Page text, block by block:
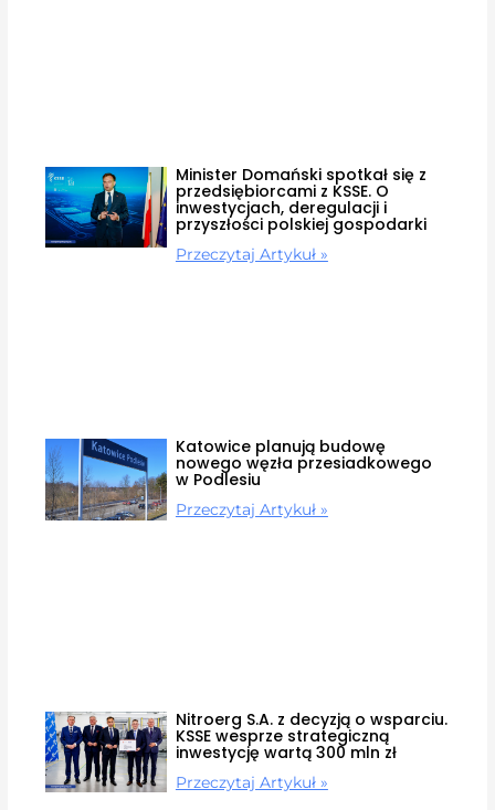
Minister Domański spotkał się z
przedsiębiorcami z KSSE. O
inwestycjach, deregulacji i
przyszłości polskiej gospodarki
Przeczytaj Artykuł »
Katowice planują budowę
nowego węzła przesiadkowego
w Podlesiu
Przeczytaj Artykuł »
Nitroerg S.A. z decyzją o wsparciu.
KSSE wesprze strategiczną
inwestycję wartą 300 mln zł
Przeczytaj Artykuł »